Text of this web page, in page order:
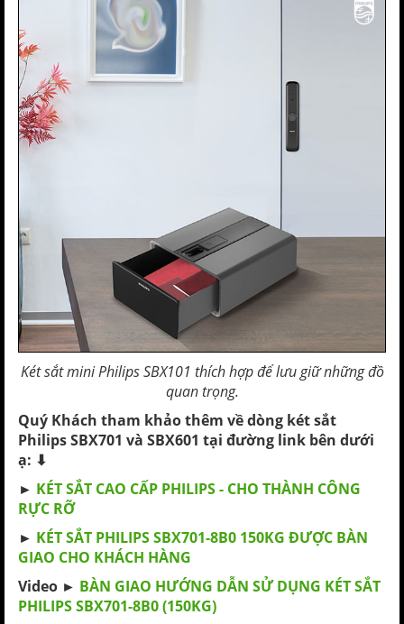
Két sắt mini Philips SBX101 thích hợp để lưu giữ những đồ
quan trọng.
Quý Khách tham khảo thêm về dòng két sắt
Philips SBX701 và SBX601 tại đường link bên dưới
ạ: ⬇
► KÉT SẮT CAO CẤP PHILIPS - CHO THÀNH CÔNG
RỰC RỠ
► KÉT SẮT PHILIPS SBX701-8B0 150KG ĐƯỢC BÀN
GIAO CHO KHÁCH HÀNG
Video ► BÀN GIAO HƯỚNG DẪN SỬ DỤNG KÉT SẮT
PHILIPS SBX701-8B0 (150KG)